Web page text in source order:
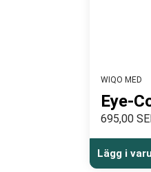
WIQO MED
Eye-
695,00
Lägg i